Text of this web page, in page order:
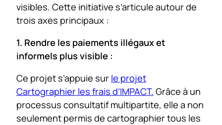
visibles. Cette initiative s’articule autour de
trois axes principaux :
1. Rendre les paiements illégaux et
informels plus visible :
Ce projet s’appuie sur le projet
Cartographier les frais d’IMPACT. Grâce à un
processus consultatif multipartite, elle a non
seulement permis de cartographier tous les